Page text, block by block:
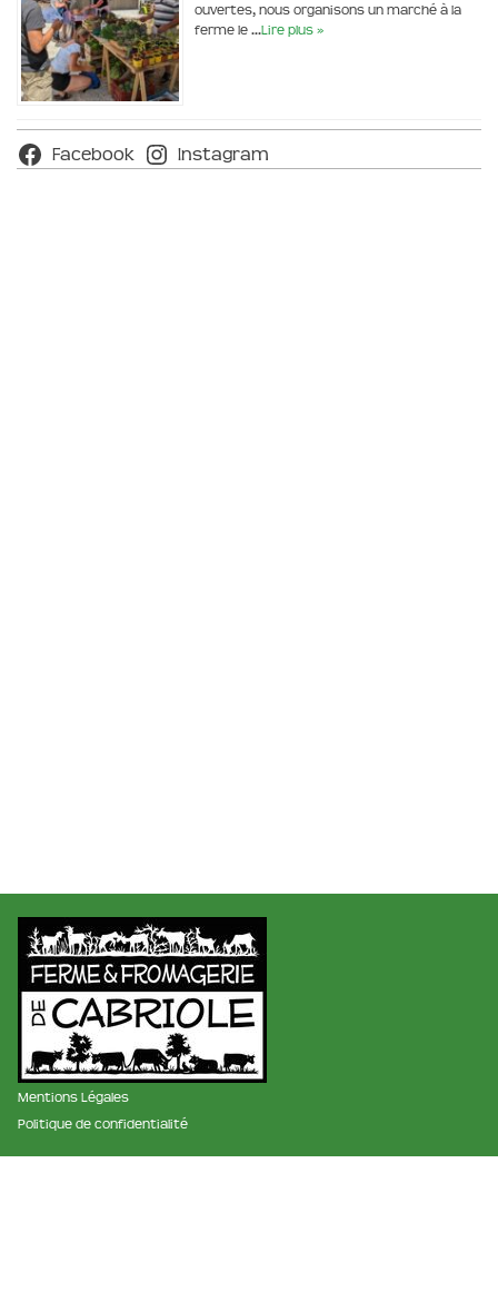
ouvertes, nous organisons un marché à la
ferme le …Lire plus »
Facebook Instagram
Mentions Légales
Politique de confidentialité